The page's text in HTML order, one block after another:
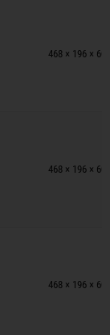
468 × 196 × 60
468 × 196 × 60
468 × 196 × 60